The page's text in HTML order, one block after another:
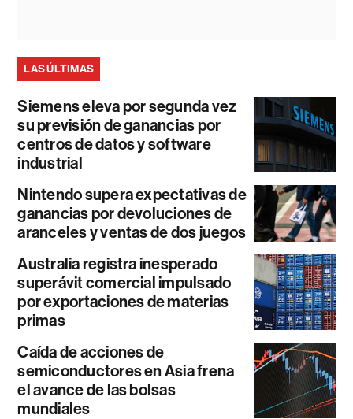
LAS ÚLTIMAS
Siemens eleva por segunda vez
su previsión de ganancias por
centros de datos y software
industrial
Nintendo supera expectativas de
ganancias por devoluciones de
aranceles y ventas de dos juegos
Australia registra inesperado
superávit comercial impulsado
por exportaciones de materias
primas
Caída de acciones de
semiconductores en Asia frena
el avance de las bolsas
mundiales